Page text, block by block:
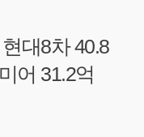
대8차 40.8
어 31.2억